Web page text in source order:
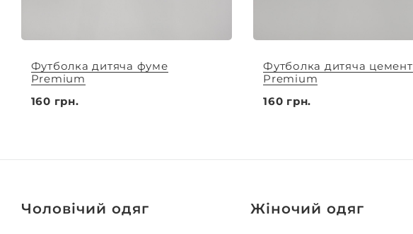
Футболка дитяча фуме
Premium
160 грн.
Футболка дитяча цемент
Premium
160 грн.
Чоловічий одяг Жіночий одяг